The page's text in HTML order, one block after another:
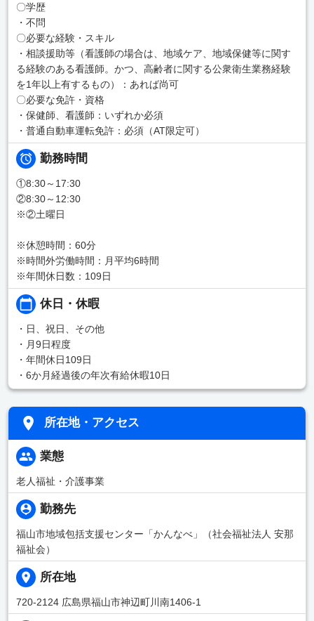
〇学歴
・不問
〇必要な経験・スキル
・相談援助等（看護師の場合は、地域ケア、地域保健等に関す
る経験のある看護師。かつ、高齢者に関する公衆衛生業務経験
を1年以上有するもの）：あれば尚可
〇必要な免許・資格
・保健師、看護師：いずれか必須
・普通自動車運転免許：必須（AT限定可）
勤務時間
①8:30～17:30
②8:30～12:30
※②土曜日
※休憩時間：60分
※時間外労働時間：月平均6時間
※年間休日数：109日
休日・休暇
・日、祝日、その他
・月9日程度
・年間休日109日
・6か月経過後の年次有給休暇10日
所在地・アクセス
業態
老人福祉・介護事業
勤務先
福山市地域包括支援センター「かんなべ」（社会福祉法人 安那
福祉会）
所在地
720-2124 広島県福山市神辺町川南1406-1